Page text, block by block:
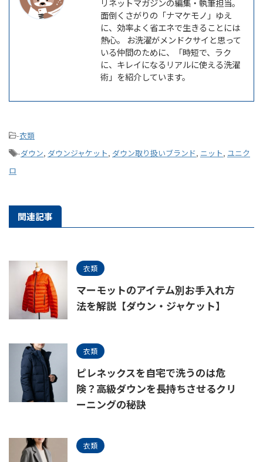
リネットマガジンの編集・執筆担当。
面倒くさがりの「ナマケモノ」ゆえ
に、効率よく省エネで生きることには
熱心。 お洗濯がメンドクサイと思って
いる仲間のために、「時短で、ラク
に、キレイになるリアルに使える洗濯
術」を紹介しています。
-衣類
-ダウン, ダウンジャケット, ダウン取り扱いブランド, ニット, ユニク
ロ
関連記事
衣類
マーモットのアイテム別お手入れ方
法を解説【ダウン・ジャケット】
衣類
ピレネックスを自宅で洗うのは危
険？高級ダウンを長持ちさせるクリ
ーニングの秘訣
衣類